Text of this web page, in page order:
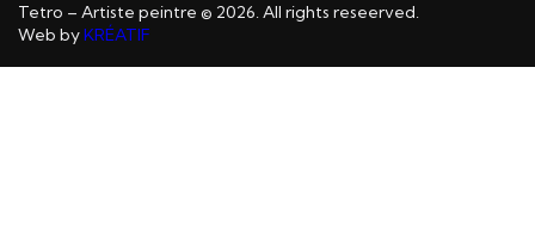
Tetro – Artiste peintre © 2026. All rights reseerved.
Web byKRÉATIF